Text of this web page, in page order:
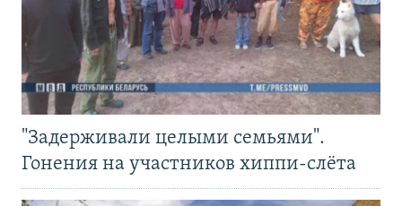
"Задерживали целыми семьями".
Гонения на участников хиппи-слёта